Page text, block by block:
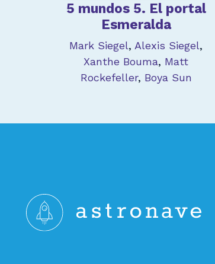
5 mundos 5. El portal
Esmeralda
Mark Siegel,Alexis Siegel,
Xanthe Bouma, Matt
Rockefeller, Boya Sun